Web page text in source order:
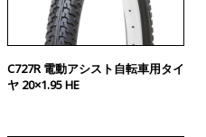
C727R 電動アシスト自転車用タイ
ヤ 20×1.95 HE